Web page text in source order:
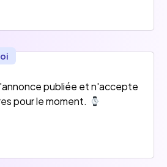
publiée et n'accepte
pour le moment.